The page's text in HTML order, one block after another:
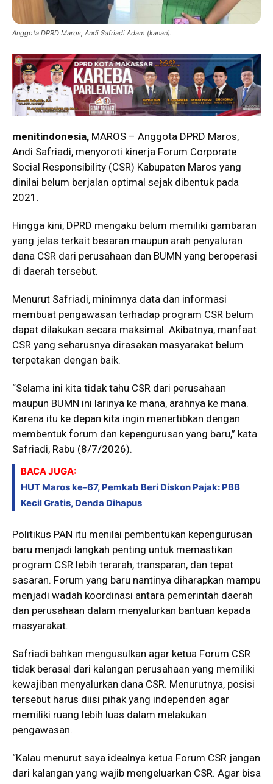
Anggota DPRD Maros, Andi Safriadi Adam (kanan).
menitindonesia, MAROS – Anggota DPRD Maros,
Andi Safriadi, menyoroti kinerja Forum Corporate
Social Responsibility (CSR) Kabupaten Maros yang
dinilai belum berjalan optimal sejak dibentuk pada
2021.
Hingga kini, DPRD mengaku belum memiliki gambaran
yang jelas terkait besaran maupun arah penyaluran
dana CSR dari perusahaan dan BUMN yang beroperasi
di daerah tersebut.
Menurut Safriadi, minimnya data dan informasi
membuat pengawasan terhadap program CSR belum
dapat dilakukan secara maksimal. Akibatnya, manfaat
CSR yang seharusnya dirasakan masyarakat belum
terpetakan dengan baik.
“Selama ini kita tidak tahu CSR dari perusahaan
maupun BUMN ini larinya ke mana, arahnya ke mana.
Karena itu ke depan kita ingin menertibkan dengan
membentuk forum dan kepengurusan yang baru,” kata
Safriadi, Rabu (8/7/2026).
BACA JUGA:
HUT Maros ke-67, Pemkab Beri Diskon Pajak: PBB
Kecil Gratis, Denda Dihapus
Politikus PAN itu menilai pembentukan kepengurusan
baru menjadi langkah penting untuk memastikan
program CSR lebih terarah, transparan, dan tepat
sasaran. Forum yang baru nantinya diharapkan mampu
menjadi wadah koordinasi antara pemerintah daerah
dan perusahaan dalam menyalurkan bantuan kepada
masyarakat.
Safriadi bahkan mengusulkan agar ketua Forum CSR
tidak berasal dari kalangan perusahaan yang memiliki
kewajiban menyalurkan dana CSR. Menurutnya, posisi
tersebut harus diisi pihak yang independen agar
memiliki ruang lebih luas dalam melakukan
pengawasan.
“Kalau menurut saya idealnya ketua Forum CSR jangan
dari kalangan yang wajib mengeluarkan CSR. Agar bisa